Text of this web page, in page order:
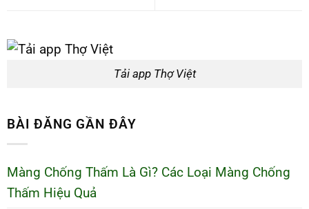
Tải app Thợ Việt
BÀI ĐĂNG GẦN ĐÂY
Màng Chống Thấm Là Gì? Các Loại Màng Chống
Thấm Hiệu Quả